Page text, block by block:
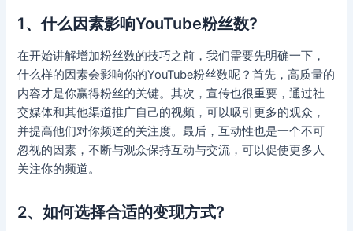
1、什么因素影响YouTube粉丝数?
在开始讲解增加粉丝数的技巧之前，我们需要先明确一下，
什么样的因素会影响你的YouTube粉丝数呢？首先，高质量的
内容才是你赢得粉丝的关键。其次，宣传也很重要，通过社
交媒体和其他渠道推广自己的视频，可以吸引更多的观众，
并提高他们对你频道的关注度。最后，互动性也是一个不可
忽视的因素，不断与观众保持互动与交流，可以促使更多人
关注你的频道。
2、如何选择合适的变现方式?